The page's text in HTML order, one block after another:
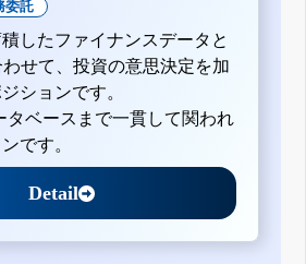
委託
したファイナンスデータと
せて、投資の意思決定を加
ションです。
タベースまで一貫して関われ
です。
Detail